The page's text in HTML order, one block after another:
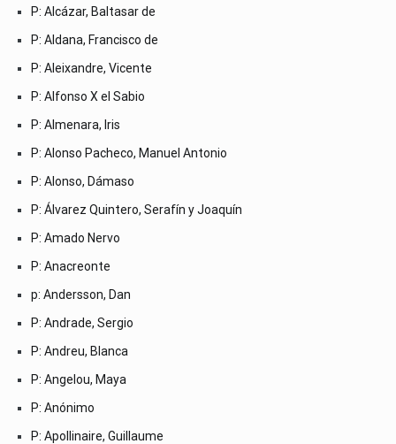
P: Alcázar, Baltasar de
P: Aldana, Francisco de
P: Aleixandre, Vicente
P: Alfonso X el Sabio
P: Almenara, Iris
P: Alonso Pacheco, Manuel Antonio
P: Alonso, Dámaso
P: Álvarez Quintero, Serafín y Joaquín
P: Amado Nervo
P: Anacreonte
p: Andersson, Dan
P: Andrade, Sergio
P: Andreu, Blanca
P: Angelou, Maya
P: Anónimo
P: Apollinaire, Guillaume